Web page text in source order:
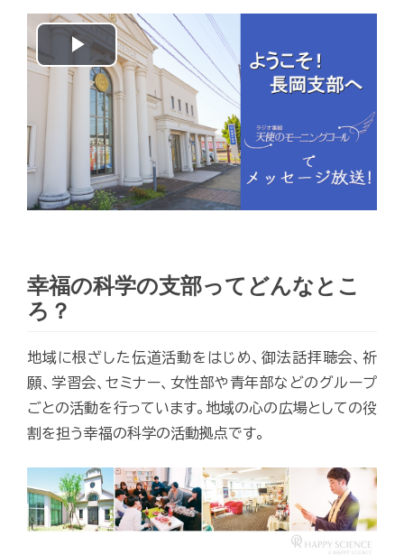
Play
Video
幸福の科学の支部ってどんなとこ
ろ？
地域に根ざした伝道活動をはじめ、御法話拝聴会、祈
願、学習会、セミナー、女性部や青年部などのグループ
ごとの活動を行っています。地域の心の広場としての役
割を担う幸福の科学の活動拠点です。